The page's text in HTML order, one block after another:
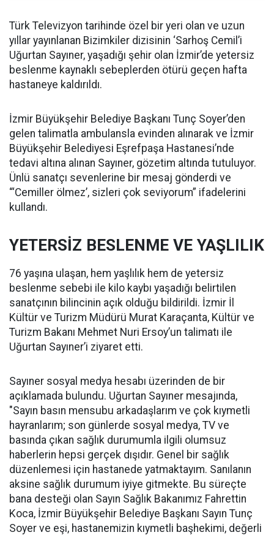
Türk Televizyon tarihinde özel bir yeri olan ve uzun
yıllar yayınlanan Bizimkiler dizisinin ‘Sarhoş Cemil’i
Uğurtan Sayıner, yaşadığı şehir olan İzmir’de yetersiz
beslenme kaynaklı sebeplerden ötürü geçen hafta
hastaneye kaldırıldı.
İzmir Büyükşehir Belediye Başkanı Tunç Soyer’den
gelen talimatla ambulansla evinden alınarak ve İzmir
Büyükşehir Belediyesi Eşrefpaşa Hastanesi’nde
tedavi altına alınan Sayıner, gözetim altında tutuluyor.
Ünlü sanatçı sevenlerine bir mesaj gönderdi ve
“‘Cemiller ölmez’, sizleri çok seviyorum” ifadelerini
kullandı.
YETERSİZ BESLENME VE YAŞLILIK
76 yaşına ulaşan, hem yaşlılık hem de yetersiz
beslenme sebebi ile kilo kaybı yaşadığı belirtilen
sanatçının bilincinin açık olduğu bildirildi. İzmir İl
Kültür ve Turizm Müdürü Murat Karaçanta, Kültür ve
Turizm Bakanı Mehmet Nuri Ersoy’un talimatı ile
Uğurtan Sayıner’i ziyaret etti.
Sayıner sosyal medya hesabı üzerinden de bir
açıklamada bulundu. Uğurtan Sayıner mesajında,
"Sayın basın mensubu arkadaşlarım ve çok kıymetli
hayranlarım; son günlerde sosyal medya, TV ve
basında çıkan sağlık durumumla ilgili olumsuz
haberlerin hepsi gerçek dışıdır. Genel bir sağlık
düzenlemesi için hastanede yatmaktayım. Sanılanın
aksine sağlık durumum iyiye gitmekte. Bu süreçte
bana desteği olan Sayın Sağlık Bakanımız Fahrettin
Koca, İzmir Büyükşehir Belediye Başkanı Sayın Tunç
Soyer ve eşi, hastanemizin kıymetli başhekimi, değerli